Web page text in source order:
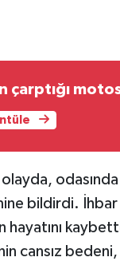
çarptığı
bildirdi.
hayatını
cansız